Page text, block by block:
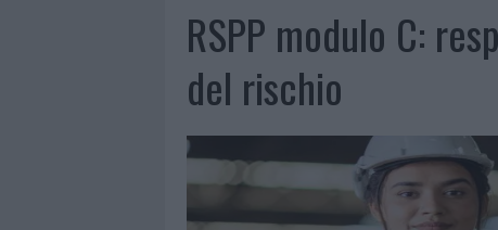
RSPP modulo C:
del rischio